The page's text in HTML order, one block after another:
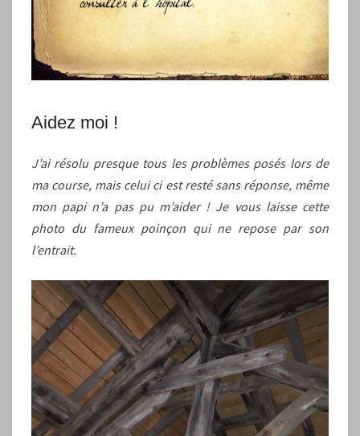
Aidez moi !
J’ai résolu presque tous les problèmes posés lors de
ma course, mais celui ci est resté sans réponse, même
mon papi n’a pas pu m’aider ! Je vous laisse cette
photo du fameux poinçon qui ne repose par son
l’entrait.